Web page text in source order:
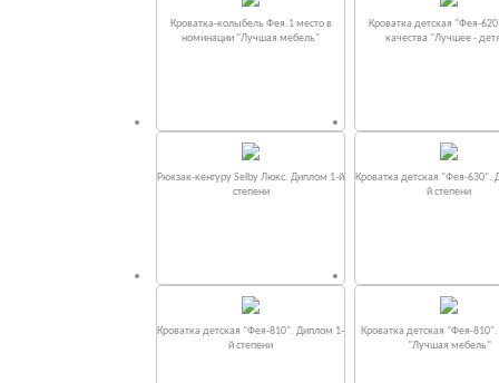
Кроватка-колыбель Фея.1 место в
номинации "Лучшая мебель"
Кроватка детская "Фея-
качества "Лучшее -
Рюкзак-кенгуру Selby Люкс. Диплом 1-й
степени
Кроватка детская "Фея-630".
й степени
Кроватка детская "Фея-810". Диплом 1-
й степени
Кроватка детская "Фея-
"Лучшая мебель"